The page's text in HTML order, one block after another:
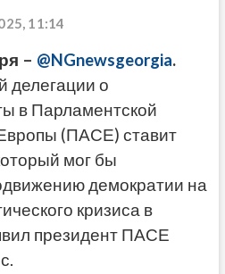
11:14
– @NGnewsgeorgia.
делегации о
в Парламентской
(ПАСЕ) ставит
мог бы
демократии на
кризиса в
президент ПАСЕ